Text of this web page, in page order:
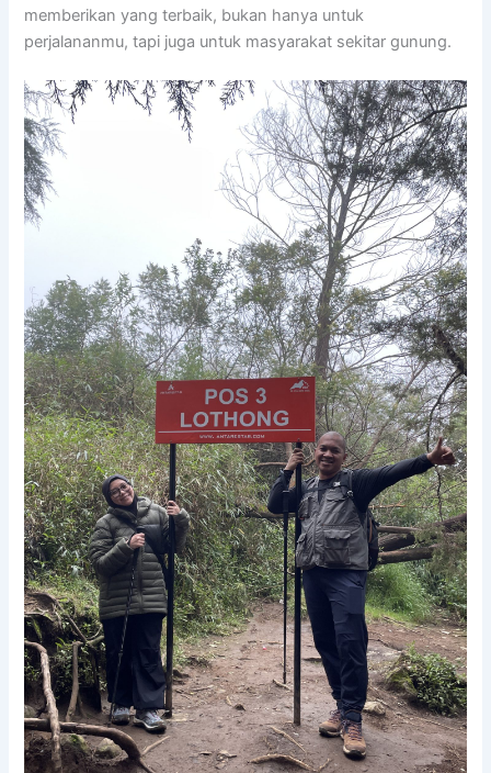
memberikan yang terbaik, bukan hanya untuk
perjalananmu, tapi juga untuk masyarakat sekitar gunung.